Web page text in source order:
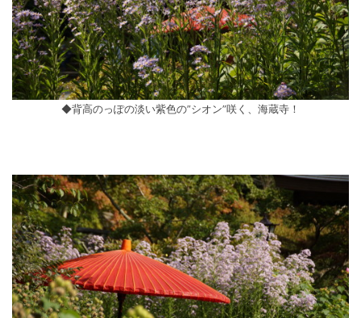
◆背高のっぽの淡い紫色の”シオン”咲く、海蔵寺！